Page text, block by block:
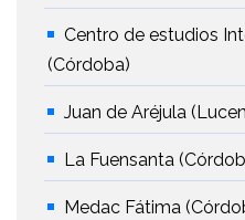
Centro de estudios
(Córdoba)
Juan de Aréjula
La Fuensanta
Medac Fátima